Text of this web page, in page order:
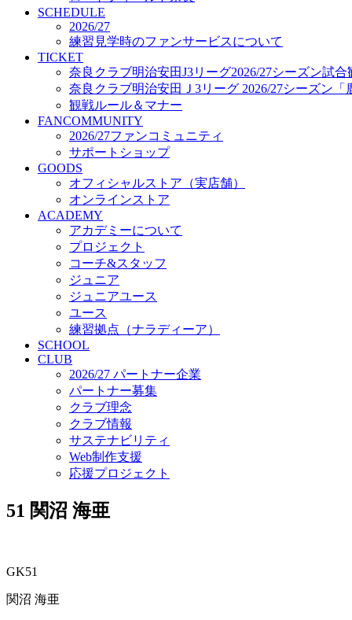
プロジェクト
コーチ&スタッフ
ジュニア
ジュニアユース
ユース
練習拠点（ナラディーア）
SCHOOL
CLUB
2026/27 パートナー企業
パートナー募集
クラブ理念
クラブ情報
サステナビリティ
Web制作支援
応援プロジェクト
SCHEDULE
2026/27
練習見学時のファンサービスについて
TICKET
奈良クラブ明治安田J3リーグ2026/27シーズン試
奈良クラブ明治安田Ｊ3リーグ 2026/27シーズン「
観戦ルール＆マナー
FANCOMMUNITY
2026/27ファンコミュニティ
サポートショップ
GOODS
オフィシャルストア（実店舗）
オンラインストア
ACADEMY
アカデミーについて
プロジェクト
コーチ&スタッフ
ジュニア
ジュニアユース
ユース
練習拠点（ナラディーア）
SCHOOL
CLUB
2026/27 パートナー企業
パートナー募集
クラブ理念
クラブ情報
サステナビリティ
Web制作支援
応援プロジェクト
51 関沼 海亜
GK51
関沼 海亜